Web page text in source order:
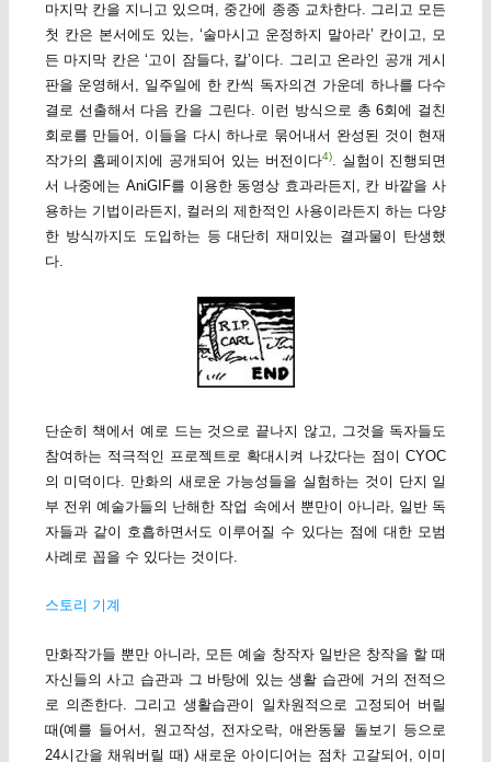
마지막 칸을 지니고 있으며, 중간에 종종 교차한다. 그리고 모든
첫 칸은 본서에도 있는, ‘술마시고 운정하지 말아라’ 칸이고, 모
든 마지막 칸은 ‘고이 잠들다, 칼’이다. 그리고 온라인 공개 게시
판을 운영해서, 일주일에 한 칸씩 독자의견 가운데 하나를 다수
결로 선출해서 다음 칸을 그린다. 이런 방식으로 총 6회에 걸친
회로를 만들어, 이들을 다시 하나로 묶어내서 완성된 것이 현재
작가의 홈페이지에 공개되어 있는 버전이다4). 실험이 진행되면
서 나중에는 AniGIF를 이용한 동영상 효과라든지, 칸 바깥을 사
용하는 기법이라든지, 컬러의 제한적인 사용이라든지 하는 다양
한 방식까지도 도입하는 등 대단히 재미있는 결과물이 탄생했
다.
단순히 책에서 예로 드는 것으로 끝나지 않고, 그것을 독자들도
참여하는 적극적인 프로젝트로 확대시켜 나갔다는 점이 CYOC
의 미덕이다. 만화의 새로운 가능성들을 실험하는 것이 단지 일
부 전위 예술가들의 난해한 작업 속에서 뿐만이 아니라, 일반 독
자들과 같이 호흡하면서도 이루어질 수 있다는 점에 대한 모범
사례로 꼽을 수 있다는 것이다.
스토리 기계
만화작가들 뿐만 아니라, 모든 예술 창작자 일반은 창작을 할 때
자신들의 사고 습관과 그 바탕에 있는 생활 습관에 거의 전적으
로 의존한다. 그리고 생활습관이 일차원적으로 고정되어 버릴
때(예를 들어서, 원고작성, 전자오락, 애완동물 돌보기 등으로
24시간을 채워버릴 때) 새로운 아이디어는 점차 고갈되어, 이미